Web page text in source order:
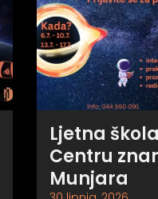
Ljetna
Centru
Munjara